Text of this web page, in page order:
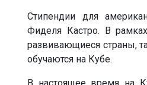
Стипендии для
Фиделя Кастро. В
развивающиеся страны,
обучаются на Кубе.